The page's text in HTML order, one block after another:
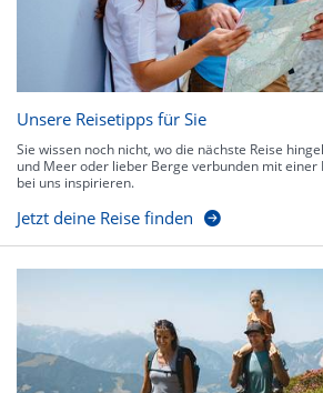
Unsere Reisetipps für Sie
Sie wissen noch nicht, wo die nächste Reise
und Meer oder lieber Berge verbunden mit einer
bei uns inspirieren.
Jetzt deine Reise finden